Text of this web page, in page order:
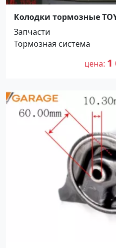
Колодки тормозные
100 1998 Краснодар
Запчасти
Тормозная система
цена 1